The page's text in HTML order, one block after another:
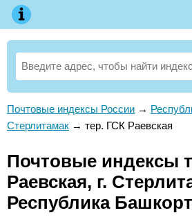
Почтовые индексы России →
Стерлитамак → тер. ГСК Раевская
Почтовые индексы
Раевская, г.
Республика